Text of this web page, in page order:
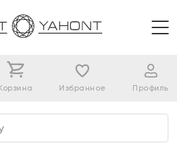
Избранное Профиль